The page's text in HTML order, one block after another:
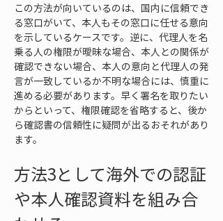
この方法が向いているのは、国内に信頼でき
る窓口がいて、本人もその窓口に任せる意向
を示しているケースです。逆に、代理人を名
乗る人の権限が曖昧な場合、本人との関係が
確認できない場合、本人の意向と代理人の発
言が一致しているか不明な場合には、慎重に
進める必要があります。早く署名を取りたい
からといって、権限確認を省略すると、後か
ら確認書の信頼性に疑問が出るおそれがあり
ます。
方法3として海外での認証
や本人確認資料を組み合